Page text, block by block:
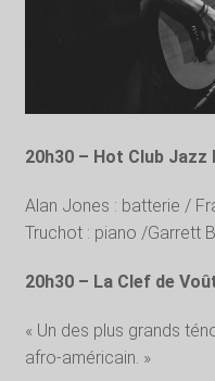
20h30 – Hot Club Jazz
Alan Jones : batterie /
Truchot : piano /Garrett
20h30 – La Clef de
« Un des plus grands
afro-américain. »